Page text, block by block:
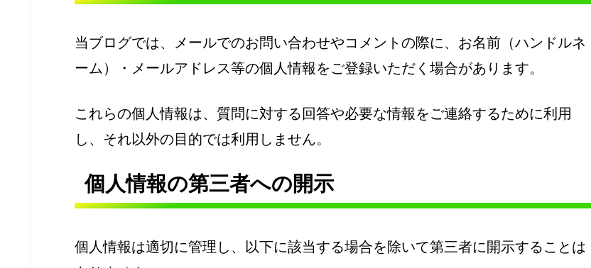
当ブログでは、メールでのお問い合わせやコメントの際に、お名前（ハンドルネ
ーム）・メールアドレス等の個人情報をご登録いただく場合があります。
これらの個人情報は、質問に対する回答や必要な情報をご連絡するために利用
し、それ以外の目的では利用しません。
個人情報の第三者への開示
個人情報は適切に管理し、以下に該当する場合を除いて第三者に開示することは